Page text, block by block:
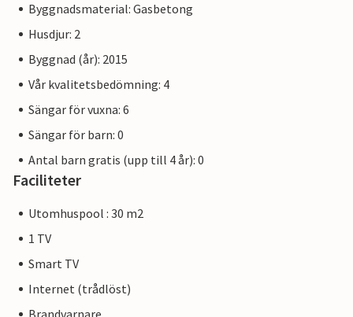
Byggnadsmaterial: Gasbetong
Husdjur: 2
Byggnad (år): 2015
Vår kvalitetsbedömning: 4
Sängar för vuxna: 6
Sängar för barn: 0
Antal barn gratis (upp till 4 år): 0
Faciliteter
Utomhuspool : 30 m2
1 TV
Smart TV
Internet (trådlöst)